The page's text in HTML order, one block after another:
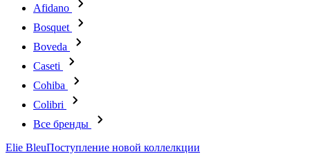
Afidano
Bosquet
Boveda
Caseti
Cohiba
Colibri
Все бренды
Elie BleuПоступление новой коллелкции